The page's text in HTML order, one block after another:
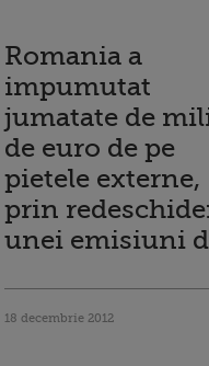
Romania a
impumutat
jumatate de
de euro de pe
pietele externe,
prin
unei emisiuni
18 decembrie 2012